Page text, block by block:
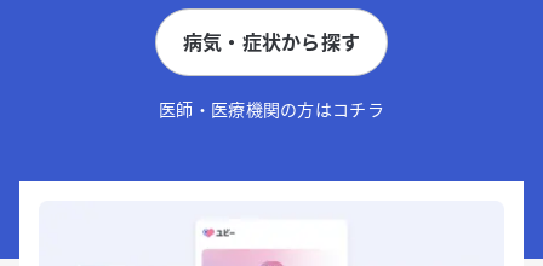
病気・症状から探す
医師・医療機関の方はコチラ